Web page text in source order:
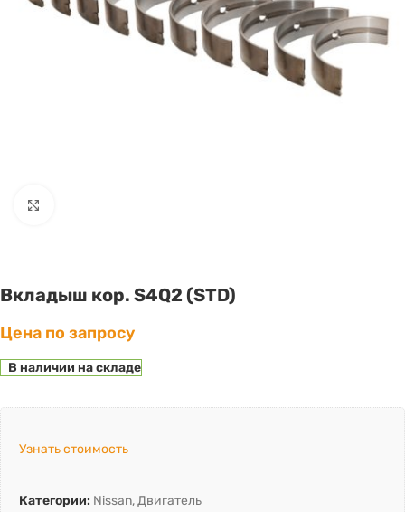
Вкладыш кор. S4Q2 (STD)
Цена по запросу
В наличии на складе
Узнать стоимость
Категории: Nissan,Двигатель